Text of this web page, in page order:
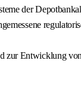
der
zur Entwicklung